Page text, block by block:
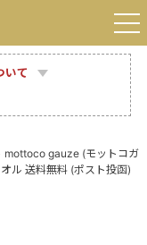
いて
mottoco gauze (モットコガ
ル 送料無料 (ポスト投函)